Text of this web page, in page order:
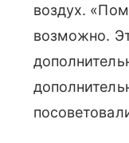
воздух.
возможно.